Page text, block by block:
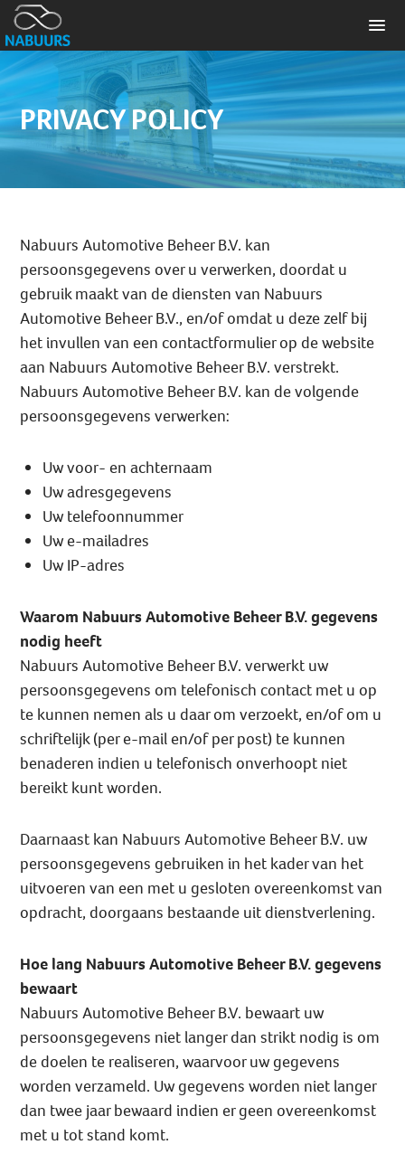
PRIVACY POLICY
Nabuurs Automotive Beheer B.V. kan
persoonsgegevens over u verwerken, doordat u
gebruik maakt van de diensten van Nabuurs
Automotive Beheer B.V., en/of omdat u deze zelf bij
het invullen van een contactformulier op de website
aan Nabuurs Automotive Beheer B.V. verstrekt.
Nabuurs Automotive Beheer B.V. kan de volgende
persoonsgegevens verwerken:
Uw voor- en achternaam
Uw adresgegevens
Uw telefoonnummer
Uw e-mailadres
Uw IP-adres
Waarom Nabuurs Automotive Beheer B.V. gegevens
nodig heeft
Nabuurs Automotive Beheer B.V. verwerkt uw
persoonsgegevens om telefonisch contact met u op
te kunnen nemen als u daar om verzoekt, en/of om u
schriftelijk (per e-mail en/of per post) te kunnen
benaderen indien u telefonisch onverhoopt niet
bereikt kunt worden.
Daarnaast kan Nabuurs Automotive Beheer B.V. uw
persoonsgegevens gebruiken in het kader van het
uitvoeren van een met u gesloten overeenkomst van
opdracht, doorgaans bestaande uit dienstverlening.
Hoe lang Nabuurs Automotive Beheer B.V. gegevens
bewaart
Nabuurs Automotive Beheer B.V. bewaart uw
persoonsgegevens niet langer dan strikt nodig is om
de doelen te realiseren, waarvoor uw gegevens
worden verzameld. Uw gegevens worden niet langer
dan twee jaar bewaard indien er geen overeenkomst
met u tot stand komt.